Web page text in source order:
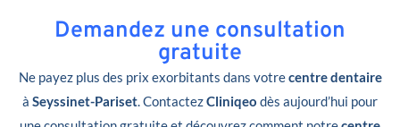
Demandez une consultation
gratuite
Ne payez plus des prix exorbitants dans votrecentre dentaire
à Seyssinet-Pariset. ContactezCliniqeo dès aujourd’hui pour